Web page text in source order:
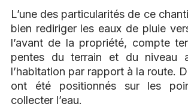
L’une des particularités de ce
bien rediriger les eaux de pluie
l’avant de la propriété, compte
pentes du terrain et du niveau
l’habitation par rapport à la route.
ont été positionnés sur les
collecter l’eau.